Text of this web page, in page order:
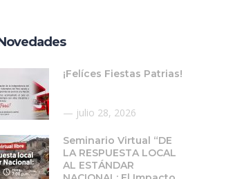
¡Felíces Fiestas Patrias!
julio 28, 2026
Seminario Virtual “DE
LA RESPUESTA LOCAL
AL ESTÁNDAR